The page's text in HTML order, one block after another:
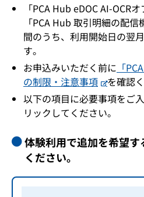
「PCA Hub eDOC AI-OCR
「PCA Hub 取引明細の配
間のうち、利用開始日の翌
す。
お申込みいただく前に 「
の制限・注意事項
を確認
以下の項目に必要事項をご
リックしてください。
体験利用で追加を希望
ください。